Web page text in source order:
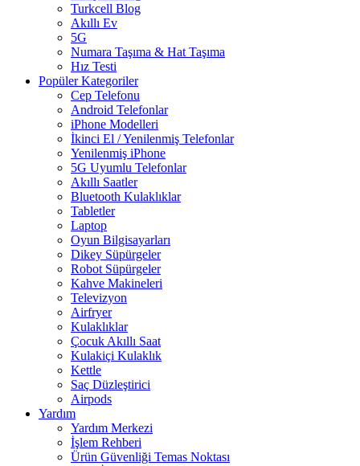
Turkcell Blog
Akıllı Ev
5G
Numara Taşıma & Hat Taşıma
Hız Testi
Popüler Kategoriler
Cep Telefonu
Android Telefonlar
iPhone Modelleri
İkinci El / Yenilenmiş Telefonlar
Yenilenmiş iPhone
5G Uyumlu Telefonlar
Akıllı Saatler
Bluetooth Kulaklıklar
Tabletler
Laptop
Oyun Bilgisayarları
Dikey Süpürgeler
Robot Süpürgeler
Kahve Makineleri
Televizyon
Airfryer
Kulaklıklar
Çocuk Akıllı Saat
Kulakiçi Kulaklık
Kettle
Saç Düzleştirici
Airpods
Yardım
Yardım Merkezi
İşlem Rehberi
Ürün Güvenliği Temas Noktası